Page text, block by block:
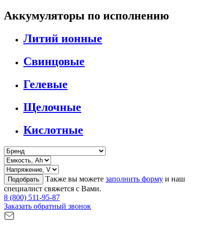
Аккумуляторы по исполнению
Литий ионные
Свинцовые
Гелевые
Щелочные
Кислотные
Подобрать Также вы можете заполнить форму и наш
специалист свяжется с Вами.
8 (800) 511-95-87
Заказать обратный звонок